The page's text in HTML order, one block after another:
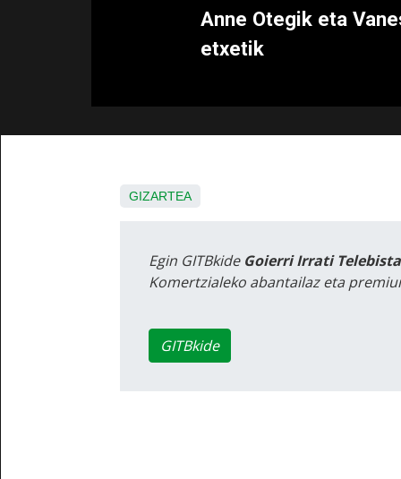
Anne Otegik eta
etxetik
GIZARTEA
Egin GITBkide Goierri Irrati
Komertzialeko abantailaz eta
GITBkide